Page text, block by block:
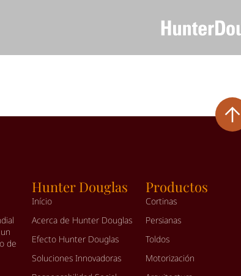
de
Hunter Douglas
Início
Acerca de Hunter Douglas
Efecto Hunter Douglas
Soluciones Innovadoras
Productos
Cortinas
Persianas
Toldos
Motorización